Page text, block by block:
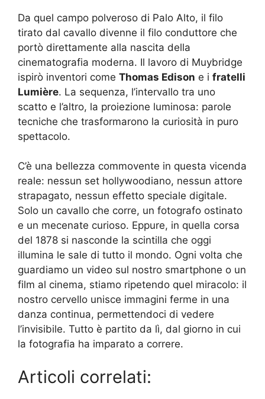
Da quel campo polveroso di Palo Alto, il filo
tirato dal cavallo divenne il filo conduttore che
portò direttamente alla nascita della
cinematografia moderna. Il lavoro di Muybridge
ispirò inventori come Thomas Edison e i fratelli
Lumière. La sequenza, l’intervallo tra uno
scatto e l’altro, la proiezione luminosa: parole
tecniche che trasformarono la curiosità in puro
spettacolo.
C’è una bellezza commovente in questa vicenda
reale: nessun set hollywoodiano, nessun attore
strapagato, nessun effetto speciale digitale.
Solo un cavallo che corre, un fotografo ostinato
e un mecenate curioso. Eppure, in quella corsa
del 1878 si nasconde la scintilla che oggi
illumina le sale di tutto il mondo. Ogni volta che
guardiamo un video sul nostro smartphone o un
film al cinema, stiamo ripetendo quel miracolo: il
nostro cervello unisce immagini ferme in una
danza continua, permettendoci di vedere
l’invisibile. Tutto è partito da lì, dal giorno in cui
la fotografia ha imparato a correre.
Articoli correlati: